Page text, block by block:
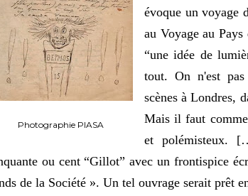
Photographie PIASA
évoque un voyage
au Voyage au
“une idée de
tout. On n'est
scènes à Londres,
Mais il faut
et polémisteux.
ou cent “Gillot” avec un frontispice
de la Société ». Un tel ouvrage serait prêt